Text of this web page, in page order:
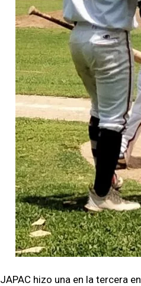
JAPAC hizo una en la tercera